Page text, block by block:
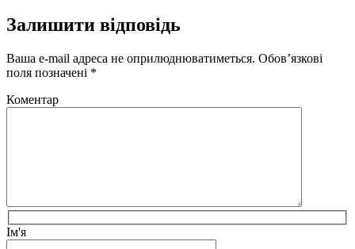
Залишити відповідь
Ваша e-mail адреса не оприлюднюватиметься. Обов’язкові
поля позначені *
Коментар
Ім'я